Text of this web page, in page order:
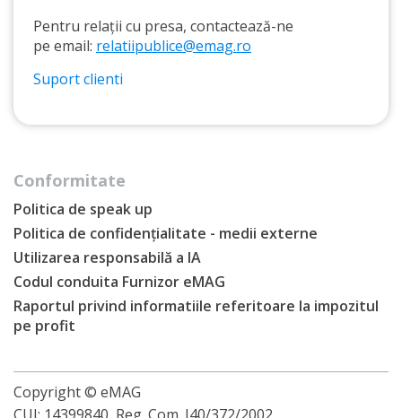
Pentru relații cu presa, contactează-ne
pe email: relatiipublice@emag.ro
Suport clienti
Conformitate
Politica de speak up
Politica de confidențialitate - medii externe
Utilizarea responsabilă a IA
Codul conduita Furnizor eMAG
Raportul privind informatiile referitoare la impozitul
pe profit
Copyright © eMAG